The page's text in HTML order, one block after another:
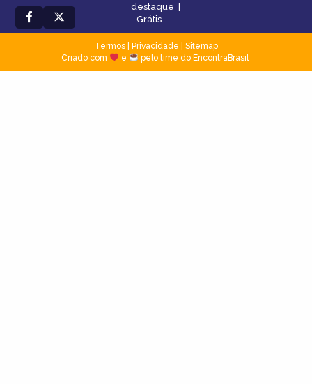
destaque
Grátis
Termos| Privacidade
Sitemap
Criado com
e pelo time do EncontraBrasil